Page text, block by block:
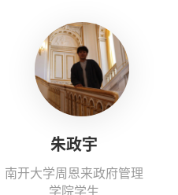
朱政宇
南开大学周恩来政府管理
学院学生